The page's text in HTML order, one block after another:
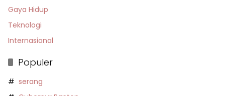
Gaya Hidup
Teknologi
Internasional
Populer
serang